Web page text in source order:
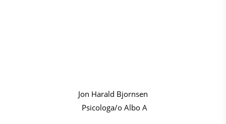
Jon Harald Bjornsen
Psicologa/o Albo A